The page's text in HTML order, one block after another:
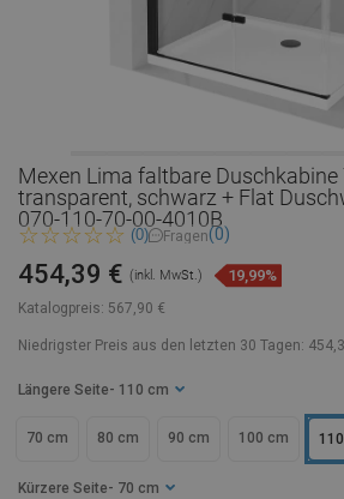
Mexen Lima faltbare Duschkabine
transparent, schwarz + Flat
070-110-70-00-4010B
(0) Fragen(0)
Katalogpreis: 567,90 €
454,39 € (inkl. MwSt.) 19,99%
Niedrigster Preis aus den letzten 30 Tagen:
Längere Seite - 110 cm
70 cm 80 cm 90 cm 100 cm
Kürzere Seite - 70 cm